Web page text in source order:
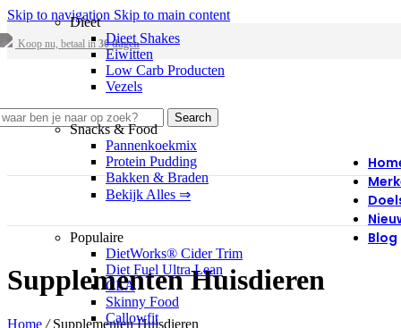
Skip to navigation Skip to main content
Koop nu, betaal in 30 dagen
Search
Dieet
Dieet Shakes
Eiwitten
Low Carb Producten
Vezels
Snacks & Food
Pannenkoekmix
Protein Pudding
Bakken & Braden
Bekijk Alles ⇒
Populaire
DietWorks® Cider Trim
Diet Fuel Ultra Lean
CLA
Skinny Food
Callowfit
Blog
Supplementen Huisdieren
Home / Supplementen Huisdieren